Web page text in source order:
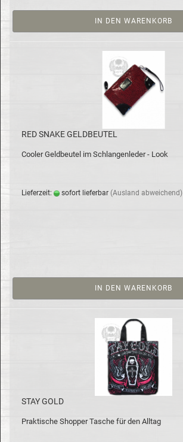
IN DEN WARENKORB
RED SNAKE GELD­BEU­TEL
Coo­ler Geld­beu­tel im Schlan­gen­le­der - Look
Lie­fer­zeit: so­fort lie­fer­bar (Aus­land ab­wei­chend)
IN DEN WARENKORB
STAY GOLD
Prak­ti­sche Shop­per Ta­sche für den All­tag